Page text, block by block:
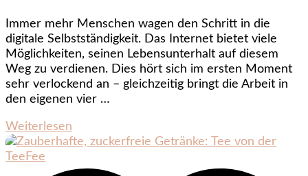
Immer mehr Menschen wagen den Schritt in die
digitale Selbstständigkeit. Das Internet bietet viele
Möglichkeiten, seinen Lebensunterhalt auf diesem
Weg zu verdienen. Dies hört sich im ersten Moment
sehr verlockend an – gleichzeitig bringt die Arbeit in
den eigenen vier …
Weiterlesen